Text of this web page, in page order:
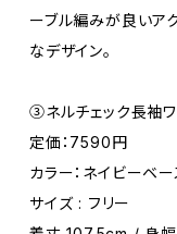
ーブル編みが良いア
なデザイン。
③ネルチェック長袖ワ
定価：7590円
カラー：ネイビーベ
サイズ : フリー